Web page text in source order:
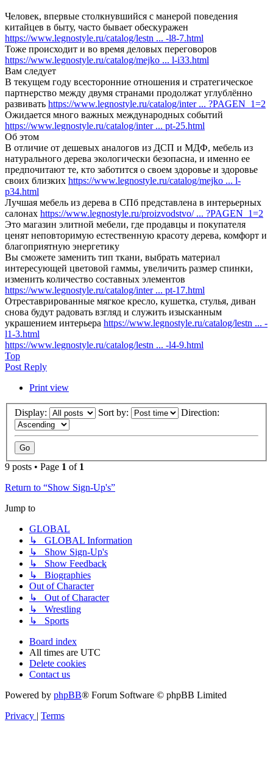
Человек, впервые столкнувшийся с манерой поведения
китайцев в быту, часто бывает обескуражен
https://www.legnostyle.ru/catalog/lestn ... -l8-7.html
Тоже происходит и во время деловых переговоров
https://www.legnostyle.ru/catalog/mejko ... l-i33.html
Вам следует
В текущем году всесторонние отношения и стратегическое
партнерство между двумя странами продолжат углублённо
развивать https://www.legnostyle.ru/catalog/inter ... ?PAGEN_1=2
Ожидается много важных международных событий
https://www.legnostyle.ru/catalog/inter ... pt-25.html
Об этом
В отличие от дешевых аналогов из ДСП и МДФ, мебель из
натурального дерева экологически безопасна, и именно ее
предпочитают те, кто заботится о своем здоровье и здоровье
своих близких https://www.legnostyle.ru/catalog/mejko ... l-
p34.html
Лучшая мебель из дерева в СПб представлена в интерьерных
салонах https://www.legnostyle.ru/proizvodstvo/ ... ?PAGEN_1=2
Это магазин элитной мебели, где продавцы и покупателя
ценят неповторимую естественную красоту дерева, комфорт и
благоприятную энергетику
Вы сможете заменить тип ткани, выбрать материал
интересующей цветовой гаммы, увеличить размер спинки,
изменить количество составных элементов
https://www.legnostyle.ru/catalog/inter ... pt-17.html
Отреставрированные мягкое кресло, кушетка, стулья, диван
снова будут радовать взгляд и служить изысканным
украшением интерьера https://www.legnostyle.ru/catalog/lestn ... -
l1-3.html
https://www.legnostyle.ru/catalog/lestn ... -l4-9.html
Top
Post Reply
Print view
Display: Sort by: Direction:
9 posts • Page 1 of 1
Return to “Show Sign-Up's”
Jump to
GLOBAL
↳ GLOBAL Information
↳ Show Sign-Up's
↳ Show Feedback
↳ Biographies
Out of Character
↳ Out of Character
↳ Wrestling
↳ Sports
Board index
All times are UTC
Delete cookies
Contact us
Powered by phpBB® Forum Software © phpBB Limited
Privacy | Terms